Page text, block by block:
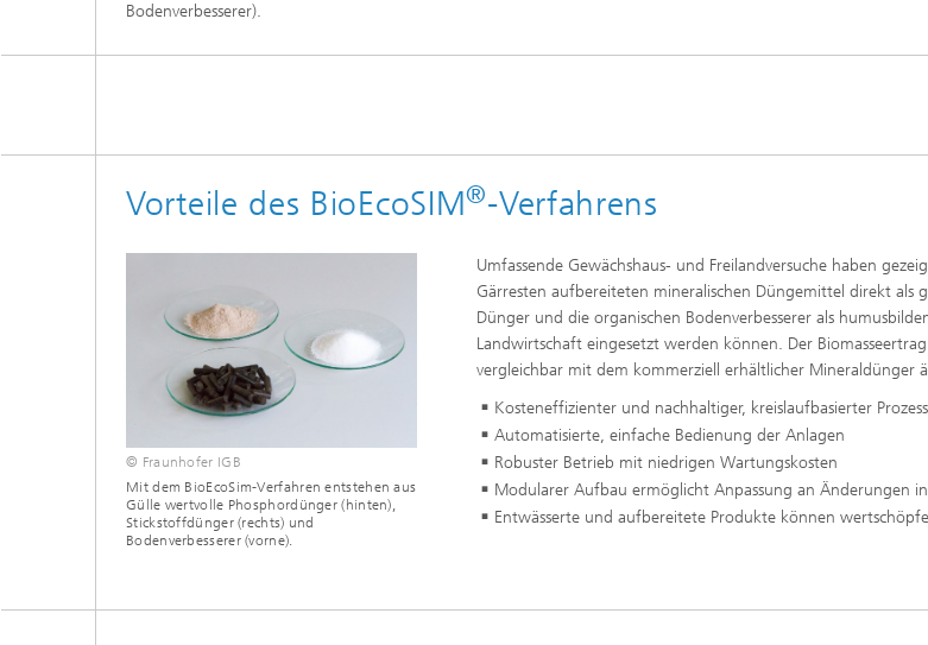
Bodenverbesserer).
Vorteile des BioEcoSIM®-Verfahrens
© Fraunhofer IGB
Mit dem BioEcoSim-Verfahren entstehen aus
Gülle wertvolle Phosphordünger (hinten),
Stickstoffdünger (rechts) und
Bodenverbesserer (vorne).
Umfassende Gewächshaus- und Freilandversuche haben
Gärresten aufbereiteten mineralischen Düngemittel direkt als
Dünger und die organischen Bodenverbesserer als
Landwirtschaft eingesetzt werden können. Der
vergleichbar mit dem kommerziell erhältlicher Mineraldünger
Kosteneffizienter und nachhaltiger, kreislaufbasierter Prozess
Automatisierte, einfache Bedienung der Anlagen
Robuster Betrieb mit niedrigen Wartungskosten
Modularer Aufbau ermöglicht Anpassung an Änderungen
Entwässerte und aufbereitete Produkte können